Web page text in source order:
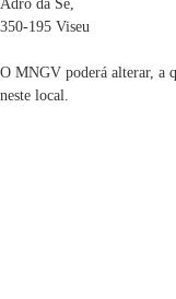
Adro da Sé,
350-195 Viseu
O MNGV poderá alterar, a
neste local.